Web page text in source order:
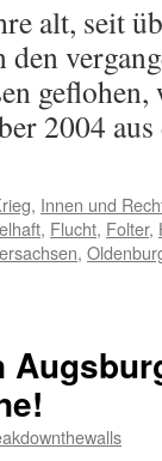
alt, seit
geflohen,
2004
, Innen und
, Flucht, Folter,
,